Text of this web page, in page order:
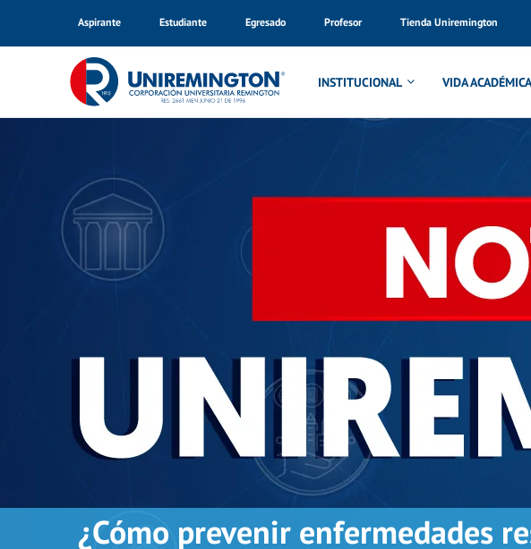
Aspirante Estudiante Egresado Profesor Tienda Uniremington
INSTITUCIONAL VIDA ACADÉMICA
Inicio Noticias
¿Cómo prevenir enfermedades